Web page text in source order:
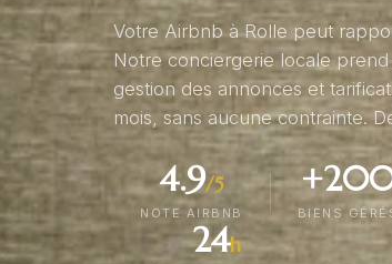
Votre Airbnb à Rolle peut
Notre conciergerie locale
gestion des annonces et
mois, sans aucune contrainte.
4.9/5
NOTE AIRBNB BIENS
24h